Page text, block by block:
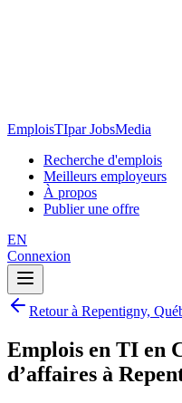
EmploisTIpar JobsMedia
Recherche d'emplois
Meilleurs employeurs
À propos
Publier une offre
EN
Connexion
Retour à Repentigny,
Emplois en TI en
d’affaires à